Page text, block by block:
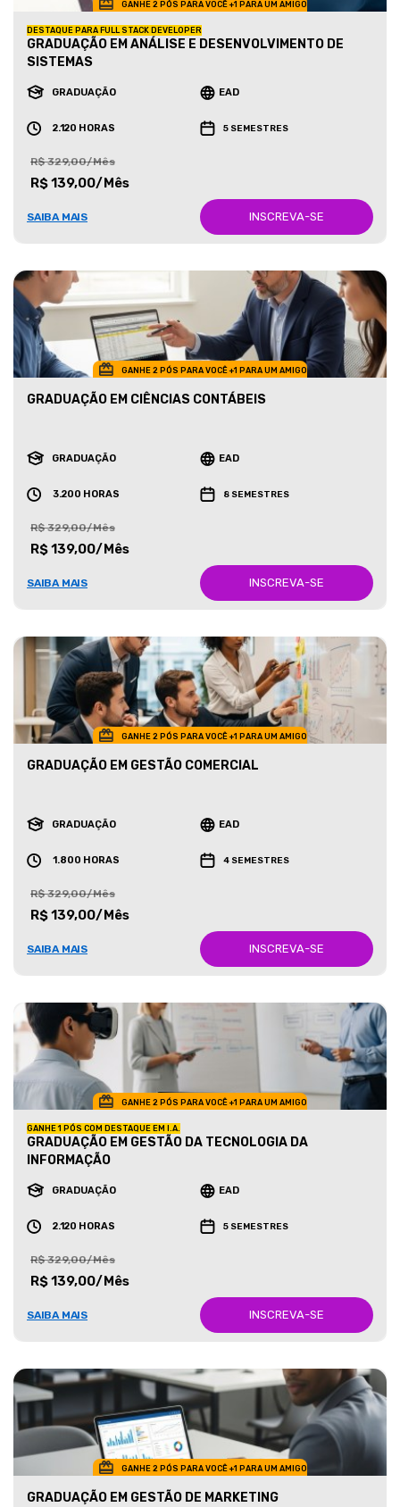
GANHE 2 PÓS PARA VOCÊ +1 PARA UM AMIGO
DESTAQUE PARA FULL STACK DEVELOPER
GRADUAÇÃO EM ANÁLISE E DESENVOLVIMENTO DE
SISTEMAS
GRADUAÇÃO EAD
2.120 HORAS 5 SEMESTRES
R$ 329,00/Mês
R$ 139,00/Mês
SAIBA MAIS INSCREVA-SE
GANHE 2 PÓS PARA VOCÊ +1 PARA UM AMIGO
GRADUAÇÃO EM CIÊNCIAS CONTÁBEIS
GRADUAÇÃO EAD
3.200 HORAS 8 SEMESTRES
R$ 329,00/Mês
R$ 139,00/Mês
SAIBA MAIS INSCREVA-SE
GANHE 2 PÓS PARA VOCÊ +1 PARA UM AMIGO
GRADUAÇÃO EM GESTÃO COMERCIAL
GRADUAÇÃO EAD
1.800 HORAS 4 SEMESTRES
R$ 329,00/Mês
R$ 139,00/Mês
SAIBA MAIS INSCREVA-SE
GANHE 2 PÓS PARA VOCÊ +1 PARA UM AMIGO
GANHE 1 PÓS COM DESTAQUE EM I.A.
GRADUAÇÃO EM GESTÃO DA TECNOLOGIA DA
INFORMAÇÃO
GRADUAÇÃO EAD
2.120 HORAS 5 SEMESTRES
R$ 329,00/Mês
R$ 139,00/Mês
SAIBA MAIS INSCREVA-SE
GANHE 2 PÓS PARA VOCÊ +1 PARA UM AMIGO
GRADUAÇÃO EM GESTÃO DE MARKETING